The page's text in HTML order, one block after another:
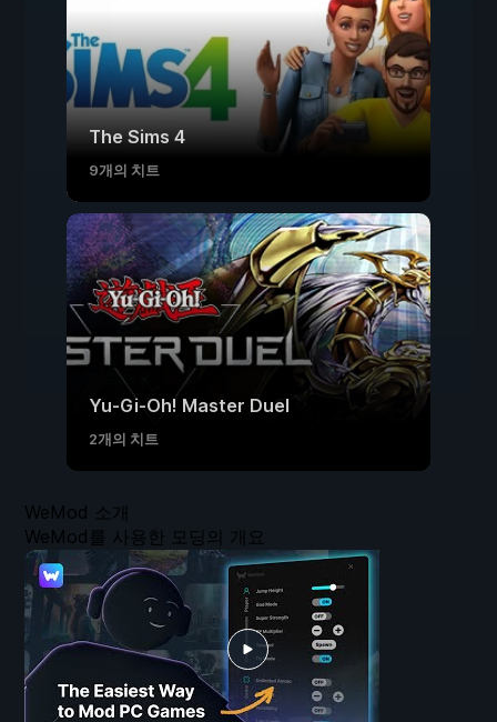
The Sims 4
9개의 치트
Yu-Gi-Oh! Master Duel
2개의 치트
WeMod 소개
WeMod를 사용한 모딩의 개요